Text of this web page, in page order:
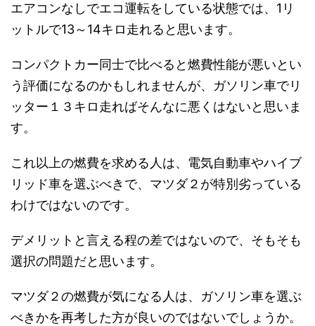
エアコンなしでエコ運転をしている状態では、1リ
ットルで13～14キロ走れると思います。
コンパクトカー同士で比べると燃費性能が悪いとい
う評価になるのかもしれませんが、ガソリン車でリ
ッター１３キロ走ればそんなに悪くはないと思いま
す。
これ以上の燃費を求める人は、電気自動車やハイブ
リッド車を選ぶべきで、マツダ２が特別劣っている
わけではないのです。
デメリットと言える程の差ではないので、そもそも
選択の問題だと思います。
マツダ２の燃費が気になる人は、ガソリン車を選ぶ
べきかを再考した方が良いのではないでしょうか。